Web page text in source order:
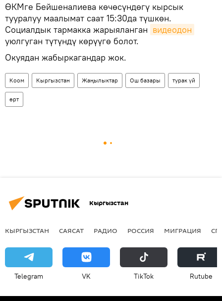
ӨКМге Бейшеналиева көчөсүндөгү кырсык
тууралуу маалымат саат 15:30да түшкөн.
Социалдык тармакка жарыяланган видеодон
уюлгуган түтүндү көрүүгө болот.
Окуядан жабыркагандар жок.
Коом Кыргызстан Жаңылыктар Ош базары турак үй
өрт
Кыргызстан
КЫРГЫЗСТАН САЯСАТ РАДИО РОССИЯ МИГРАЦИЯ
Telegram VK ТikТоk Rutube